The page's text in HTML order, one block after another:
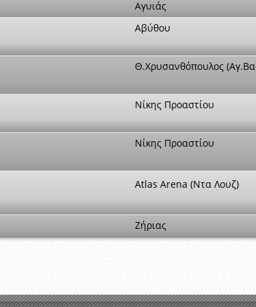
Αγυιάς
Αβύθου
Θ.Χρυσανθόπουλος
Νίκης Προαστίου
Νίκης Προαστίου
Atlas Arena (Ντα Λουζ)
Ζήριας